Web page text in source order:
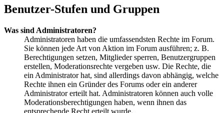
Benutzer-Stufen und Gruppen
Was sind Administratoren?
Administratoren haben die umfassendsten Rechte im Forum.
Sie können jede Art von Aktion im Forum ausführen; z. B.
Berechtigungen setzen, Mitglieder sperren, Benutzergruppen
erstellen, Moderationsrechte vergeben usw. Die Rechte, die
ein Administrator hat, sind allerdings davon abhängig, welche
Rechte ihnen ein Gründer des Forums oder ein anderer
Administrator erteilt hat. Administratoren können auch volle
Moderationsberechtigungen haben, wenn ihnen das